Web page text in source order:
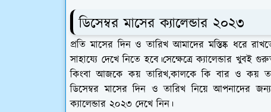
ডিসেম্বর মাসের ক্যালেন্ডার ২০২৩
প্রতি মাসের দিন ও তারিখ আমাদের মস্তিষ্ক ধরে
সাহায্যে দেখে নিতে হবে।সেক্ষেত্রে ক্যালেন্ডার
কিংবা আজকে কয় তারিখ,কালকে কি বার ও কয়
ডিসেম্বর মাসের দিন ও তারিখ নিয়ে আপনাদের
ক্যালেন্ডার ২০২৩ দেখে নিন।